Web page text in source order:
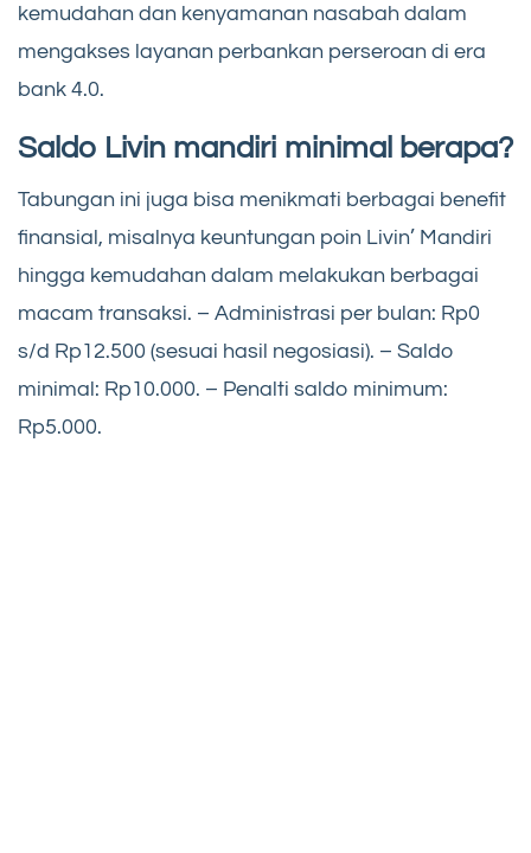
kemudahan dan kenyamanan nasabah dalam
mengakses layanan perbankan perseroan di era
bank 4.0.
Saldo Livin mandiri minimal berapa?
Tabungan ini juga bisa menikmati berbagai benefit
finansial, misalnya keuntungan poin Livin’ Mandiri
hingga kemudahan dalam melakukan berbagai
macam transaksi. – Administrasi per bulan: Rp0
s/d Rp12.500 (sesuai hasil negosiasi). – Saldo
minimal: Rp10.000. – Penalti saldo minimum:
Rp5.000.